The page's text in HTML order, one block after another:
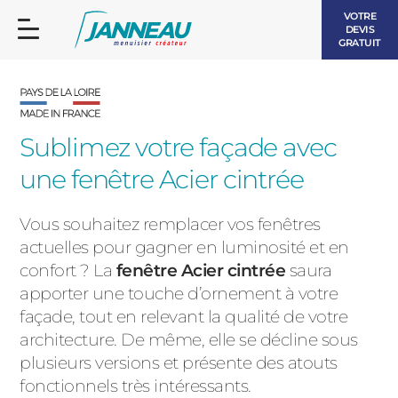
VOTRE
DEVIS
GRATUIT
Sublimez votre façade avec
une fenêtre Acier cintrée
Vous souhaitez remplacer vos fenêtres
actuelles pour gagner en luminosité et en
confort ? La fenêtre Acier cintrée saura
apporter une touche d’ornement à votre
façade, tout en relevant la qualité de votre
architecture. De même, elle se décline sous
plusieurs versions et présente des atouts
fonctionnels très intéressants.
BOIS
BAIES VITRÉES
PORTES D’ENTRÉE
LES CONTEMPORAINES
LES INTEMPORELLES
LES LUMINEUSES
VOLETS ROULANTS
PERGOLAS